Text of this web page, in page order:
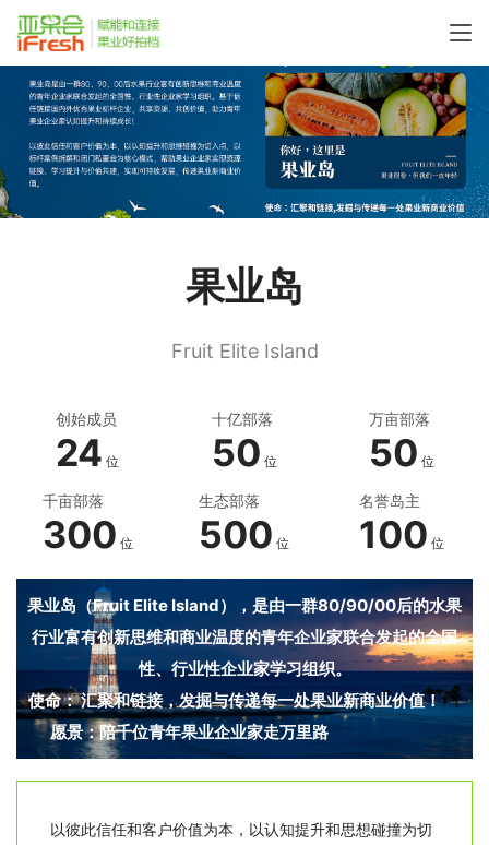
果业岛
Fruit Elite Island
创始成员
24 位
十亿部落
50 位
万亩部落
50 位
千亩部落
300 位
生态部落
500 位
名誉岛主
100 位
果业岛（Fruit Elite Island），是由一群80/90/00后的水果
行业富有创新思维和商业温度的青年企业家联合发起的全国
性、行业性企业家学习组织。
使命： 汇聚和链接，发掘与传递每一处果业新商业价值！
愿景：陪千位青年果业企业家走万里路
以彼此信任和客户价值为本，以认知提升和思想碰撞为切